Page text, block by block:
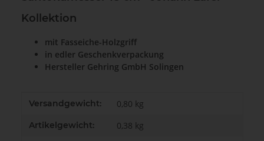
Kollektion
mit Fasseiche-Holzgriff
in edler Geschenkverpackung
Hersteller Gehring GmbH Solingen
Produkteigenschaft
Wert
Versandgewicht: 0,80 kg
Artikelgewicht: 0,38 kg